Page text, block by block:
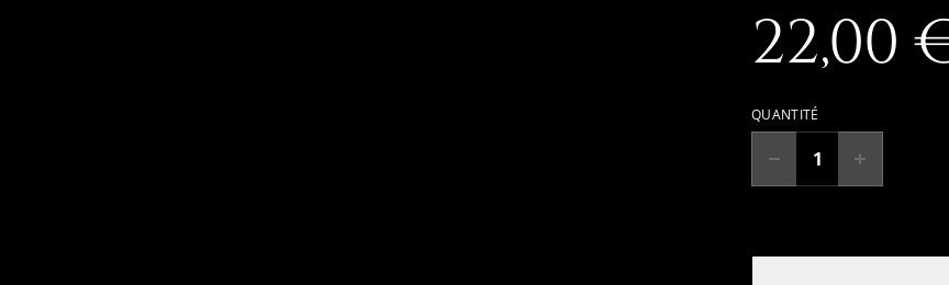
22,00
QUANTITÉ